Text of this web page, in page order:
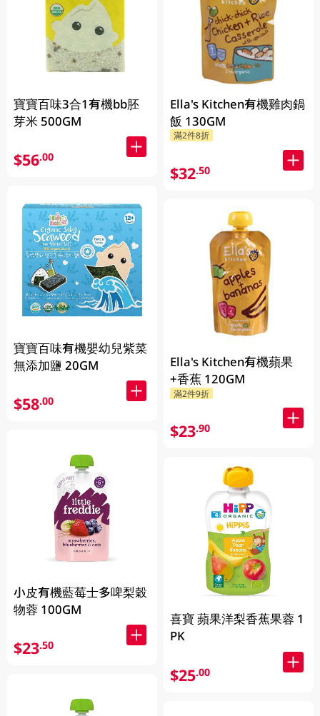
寶寶百味3合1有機bb胚
芽米 500GM
$56.00
寶寶百味有機嬰幼兒紫菜
無添加鹽 20GM
$58.00
小皮有機藍莓士多啤梨穀
物蓉 100GM
$23.50
Ella's Kitchen有機雞肉鍋
飯 130GM
滿2件8折
$32.50
Ella's Kitchen有機蘋果
+香蕉 120GM
滿2件9折
$23.90
喜寶 蘋果洋梨香蕉果蓉 1
PK
$25.00